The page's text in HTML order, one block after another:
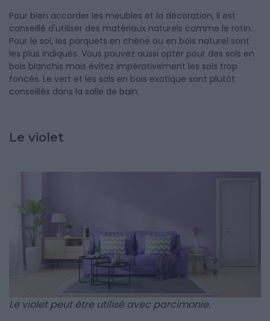
Pour bien accorder les meubles et la décoration, il est
conseillé d'utiliser des matériaux naturels comme le rotin.
Pour le sol, les parquets en chêne ou en bois naturel sont
les plus indiqués. Vous pouvez aussi opter pour des sols en
bois blanchis mais évitez impérativement les sols trop
foncés. Le vert et les sols en bois exotique sont plutôt
conseillés dans la salle de bain.
Le violet
Le violet peut être utilisé avec parcimonie.